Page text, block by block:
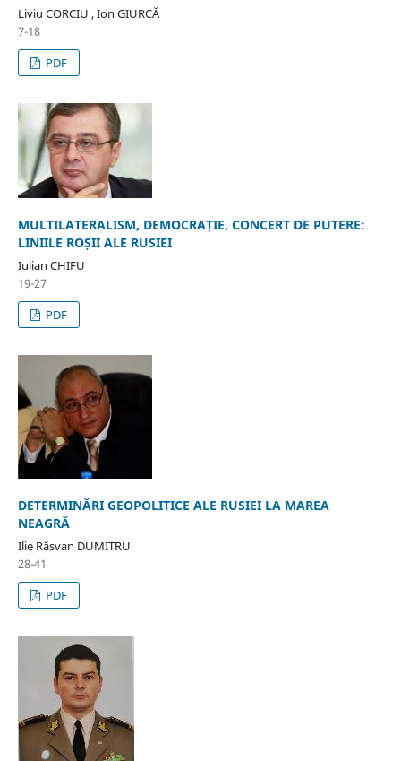
Liviu CORCIU , Ion GIURCĂ
7-18
PDF
MULTILATERALISM, DEMOCRAȚIE, CONCERT DE PUTERE:
LINIILE ROȘII ALE RUSIEI
Iulian CHIFU
19-27
PDF
DETERMINĂRI GEOPOLITICE ALE RUSIEI LA MAREA
NEAGRĂ
Ilie Răsvan DUMITRU
28-41
PDF